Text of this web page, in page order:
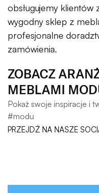
obsługujemy klientów
wygodny sklep z
profesjonalne
zamówienia.
ZOBACZ
MEBLAMI
Pokaż swoje inspiracje i
#modu
PRZEJDŹ NA NASZE